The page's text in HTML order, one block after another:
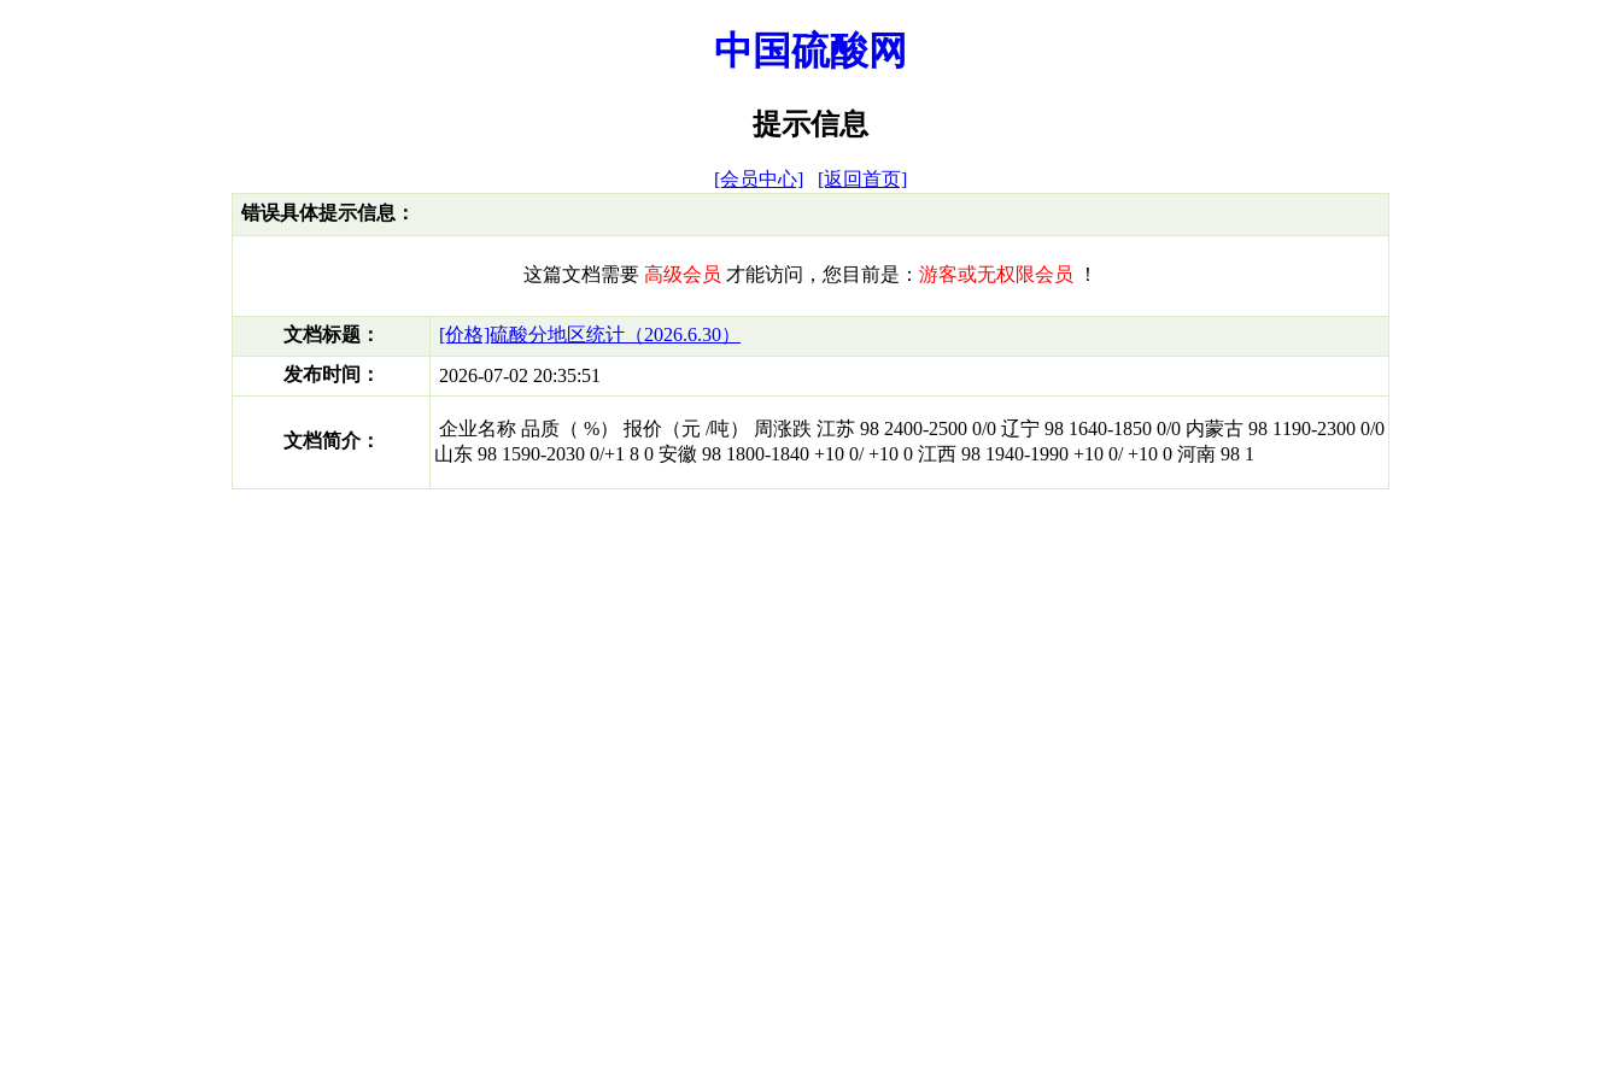
中国硫酸网
提示信息
[会员中心]
[返回首页]
错误具体提示信息：
这篇文档需要 高级会员 才能访问，您目前是： 游客或无权限会员 ！
文档标题：
[价格]硫酸分地区统计（2026.6.30）
发布时间：
2026-07-02 20:35:51
文档简介：
企业名称 品质（ %） 报价（元 /吨） 周涨跌 江苏 98 2400-2500 0/0 辽宁 98 1640-1850 0/0 内蒙古 98 1190-2300 0/0
山东 98 1590-2030 0/+1 8 0 安徽 98 1800-1840 +10 0/ +10 0 江西 98 1940-1990 +10 0/ +10 0 河南 98 1